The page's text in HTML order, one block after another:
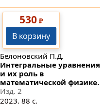
530₽
В корзину
Белоновский П.Д.
Интегральные уравнения
и их роль в
математической физике.
Изд. 2
2023. 88 с.